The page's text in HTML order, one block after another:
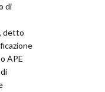
di
detto
APE